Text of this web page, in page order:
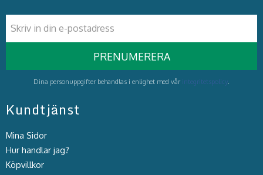
PRENUMERERA
Dina personuppgifter behandlas i enlighet med vår integritetspolicy
Kundtjänst
Mina Sidor
Hur handlar jag?
Köpvillkor